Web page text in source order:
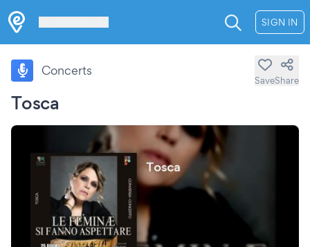
SIGN IN
Tosca
Concerts
SaveShare